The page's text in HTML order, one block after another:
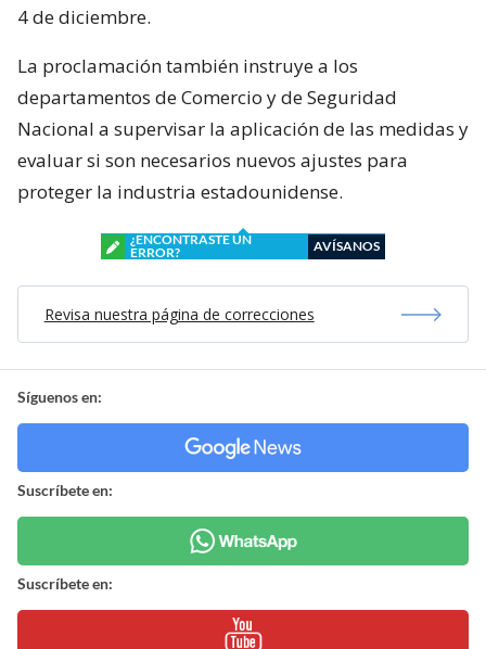
4 de diciembre.
La proclamación también instruye a los
departamentos de Comercio y de Seguridad
Nacional a supervisar la aplicación de las medidas y
evaluar si son necesarios nuevos ajustes para
proteger la industria estadounidense.
¿ENCONTRASTE UN
ERROR?
AVÍSANOS
Revisa nuestra página de correcciones
Síguenos en:
Suscríbete en:
Suscríbete en: